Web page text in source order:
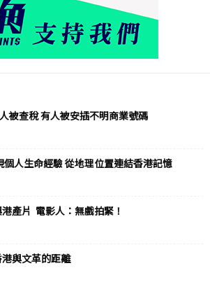
被查稅 有人被安插不明商業號碼
個人生命經驗 從地理位置連結香港記憶
產片 電影人：無戲拍緊！
港與文革的距離